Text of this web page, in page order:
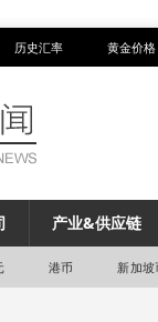
历史汇率 黄金价格
产业&供应链
港币 新加坡